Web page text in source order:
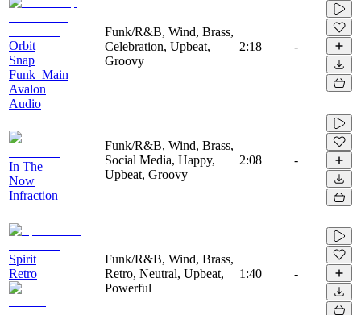
Orbit
Snap
Funk_Main
Avalon
Audio
Funk/R&B, Wind, Brass,
Celebration, Upbeat,
Groovy
2:18 -
In The
Now
Infraction
Funk/R&B, Wind, Brass,
Social Media, Happy,
Upbeat, Groovy
2:08 -
Spirit
Retro
Funk/R&B, Wind, Brass,
Retro, Neutral, Upbeat,
Powerful
1:40 -